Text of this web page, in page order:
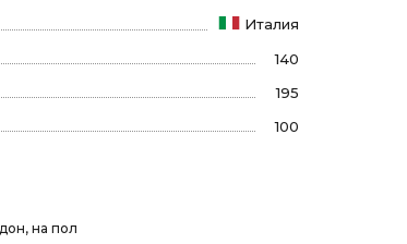
Италия
140
195
100
на пол